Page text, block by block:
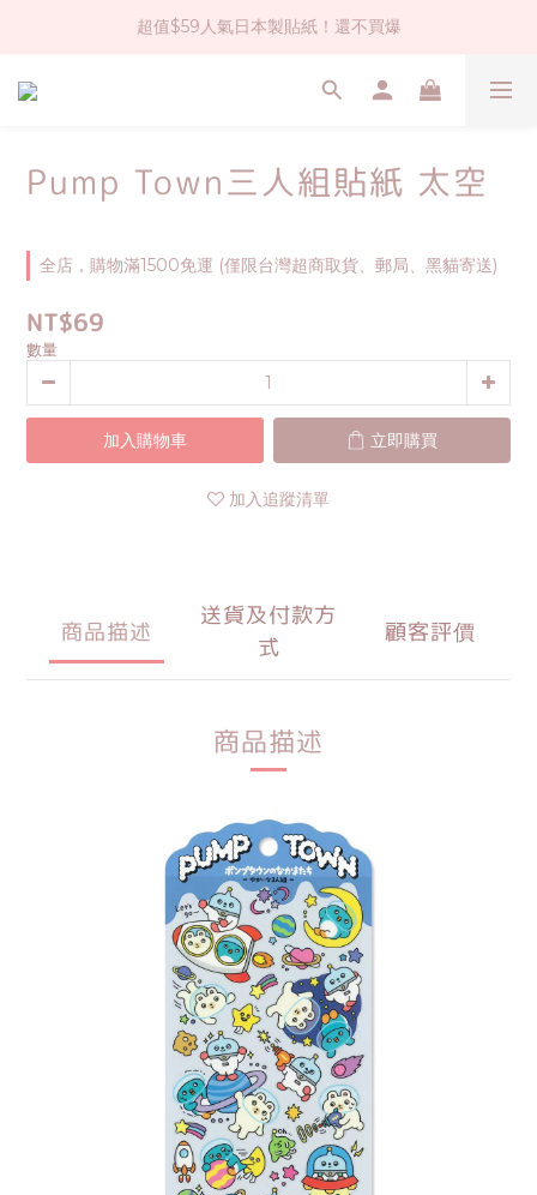
社群大人氣！各種有趣的打洞器
超值$59人氣日本製貼紙！還不買爆
全店$1500免運(台灣地區)
Pump Town三人組貼紙 太空
全店，購物滿1500免運 (僅限台灣超商取貨、郵局、黑貓寄送)
NT$69
數量
加入購物車 立即購買
加入追蹤清單
商品描述
送貨及付款方
式
顧客評價
商品描述